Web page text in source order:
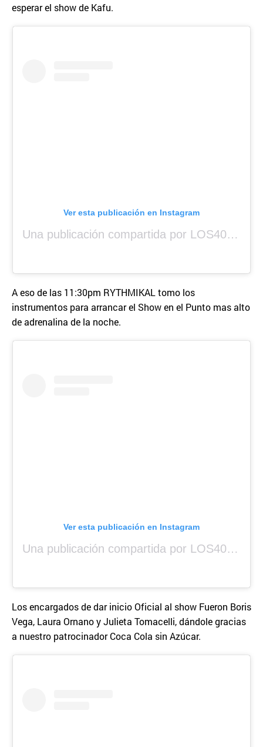
esperar el show de Kafu.
Ver esta publicación en Instagram
Una publicación compartida por LOS40 Panamá (@los40panama)
A eso de las 11:30pm RYTHMIKAL tomo los
instrumentos para arrancar el Show en el Punto mas alto
de adrenalina de la noche.
Ver esta publicación en Instagram
Una publicación compartida por LOS40 Panamá (@los40panama)
Los encargados de dar inicio Oficial al show Fueron Boris
Vega, Laura Ornano y Julieta Tomacelli, dándole gracias
a nuestro patrocinador Coca Cola sin Azúcar.